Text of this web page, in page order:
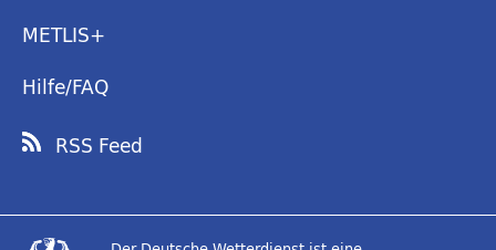
METLIS+
Hilfe/FAQ
RSS Feed